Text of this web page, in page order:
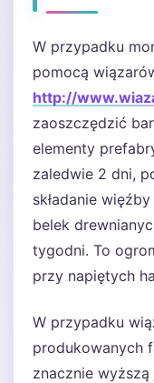
W przypadku
pomocą
http://
zaoszczędzić
elementy
zaledwie 2 dni,
składanie
belek
tygodni. To
przy napiętych
W przypadku
produkowanych
znacznie